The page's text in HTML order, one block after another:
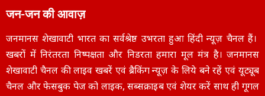
जन-जन की आवाज़
जनमानस शेखावाटी भारत का सर्वश्रेष्ठ उभरता हुआ हिंदी न्यूज़ चैनल हैं।
खबरों में निरंतरता निष्पक्षता और निडरता हमारा मूल मंत्र है। जनमानस
शेखावाटी चैनल की लाइव खबरें एवं ब्रैकिंग न्यूज़ के लिये बने रहें एवं यूट्यूब
चैनल और फेसबुक पेज को लाइक, सब्सक्राइब एवं शेयर करें साथ ही गूगल